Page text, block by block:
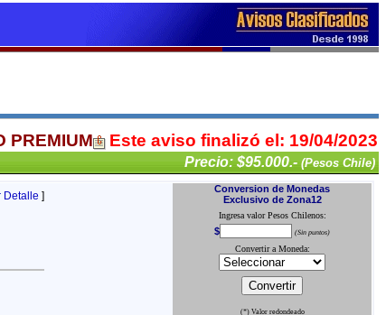
PREMIUM Este aviso finalizó el: 19/04/2023
Precio: $95.000.- (Pesos Chile)
Detalle ]